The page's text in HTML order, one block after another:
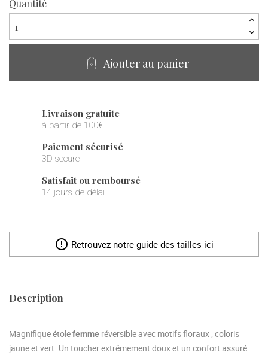
Quantité
Ajouter au panier
Livraison gratuite
à partir de 100€
Paiement sécurisé
3D secure
Satisfait ou remboursé
14 jours de délai
error_outline Retrouvez notre guide des tailles ici
Description
Magnifique étolefemme réversible avec motifs floraux , coloris
jaune et vert. Un toucher extrêmement doux et un confort assuré